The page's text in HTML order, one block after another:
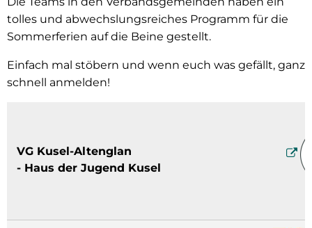
tolles und abwechslungsreiches Programm für die
Sommerferien auf die Beine gestellt.
Einfach mal stöbern und wenn euch was gefällt, ganz
schnell anmelden!
VG Kusel-Altenglan
- Haus der Jugend Kusel